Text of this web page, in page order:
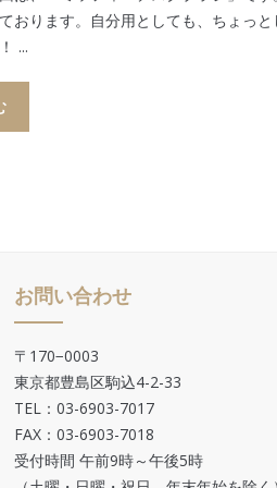
おります。自分用としても、ちょっ
...
お問い合わせ
〒170−0003
東京都豊島区駒込4-2-33
TEL：03-6903-7017
FAX：03-6903-7018
受付時間 午前9時～午後5時